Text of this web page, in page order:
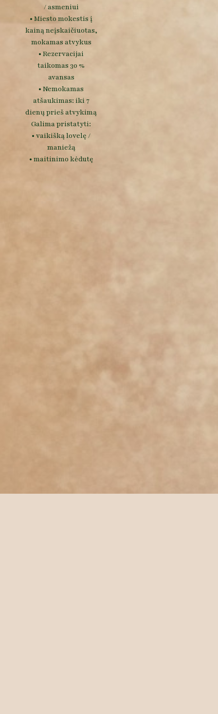
/ asmeniui
• Miesto mokestis į
kainą neįskaičiuotas,
mokamas atvykus
• Rezervacijai
taikomas 30 %
avansas
• Nemokamas
atšaukimas: iki 7
dienų prieš atvykimą
Galima pristatyti:
• vaikišką lovelę /
maniežą
• maitinimo kėdutę